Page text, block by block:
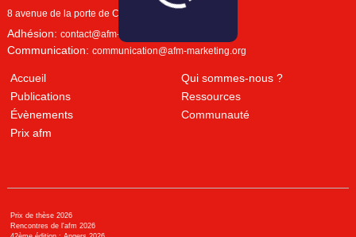
8 avenue de la porte de Champerret
Adhésion: contact@afm-marketing.org
Communication: communication@afm-marketing.org
Accueil
Qui sommes-nous ?
Publications
Ressources
Évènements
Communauté
Prix afm
Prix de thèse 2026
Rencontres de l'afm 2026